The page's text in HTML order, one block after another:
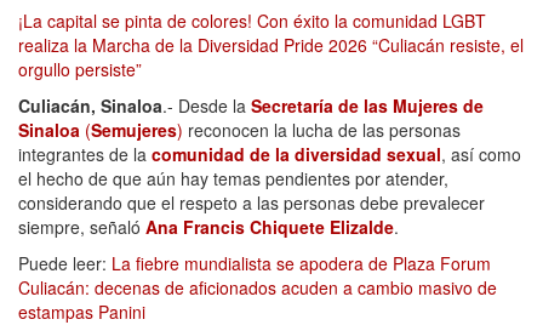
¡La capital se pinta de colores! Con éxito la comunidad LGBT
realiza la Marcha de la Diversidad Pride 2026 “Culiacán resiste, el
orgullo persiste”
Culiacán, Sinaloa.- Desde la Secretaría de las Mujeres de
Sinaloa (Semujeres) reconocen la lucha de las personas
integrantes de la comunidad de la diversidad sexual, así como
el hecho de que aún hay temas pendientes por atender,
considerando que el respeto a las personas debe prevalecer
siempre, señaló Ana Francis Chiquete Elizalde.
Puede leer: La fiebre mundialista se apodera de Plaza Forum
Culiacán: decenas de aficionados acuden a cambio masivo de
estampas Panini